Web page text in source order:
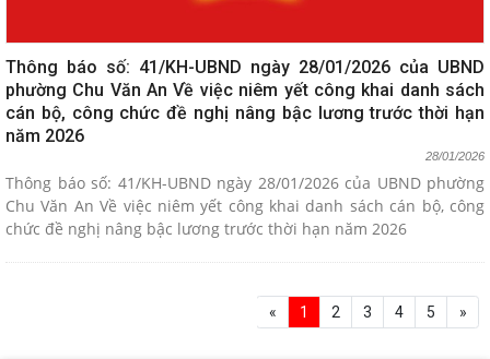
Thông báo số: 41/KH-UBND ngày 28/01/2026 của UBND
phường Chu Văn An Về việc niêm yết công khai danh sách
cán bộ, công chức đề nghị nâng bậc lương trước thời hạn
năm 2026
28/01/2026
Thông báo số: 41/KH-UBND ngày 28/01/2026 của UBND phường
Chu Văn An Về việc niêm yết công khai danh sách cán bộ, công
chức đề nghị nâng bậc lương trước thời hạn năm 2026
« 1 2 3 4 5 »